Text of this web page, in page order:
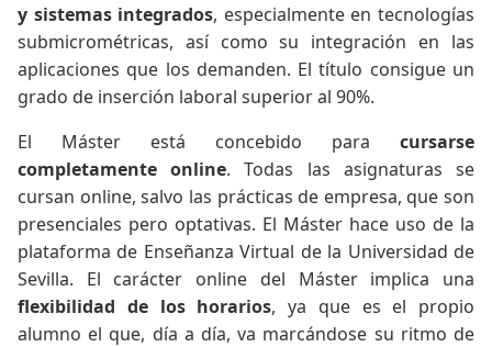
y sistemas integrados, especialmente en tecnologías
submicrométricas, así como su integración en las
aplicaciones que los demanden. El título consigue un
grado de inserción laboral superior al 90%.
El Máster está concebido para cursarse
completamente online. Todas las asignaturas se
cursan online, salvo las prácticas de empresa, que son
presenciales pero optativas. El Máster hace uso de la
plataforma de Enseñanza Virtual de la Universidad de
Sevilla. El carácter online del Máster implica una
flexibilidad de los horarios, ya que es el propio
alumno el que, día a día, va marcándose su ritmo de